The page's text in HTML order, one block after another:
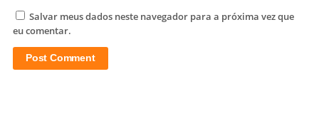
Salvar meus dados neste navegador para a próxima vez que
eu comentar.